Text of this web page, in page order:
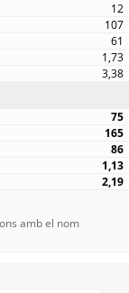
12
107
61
1,73
3,38
75
165
86
1,13
2,19
amb el nom